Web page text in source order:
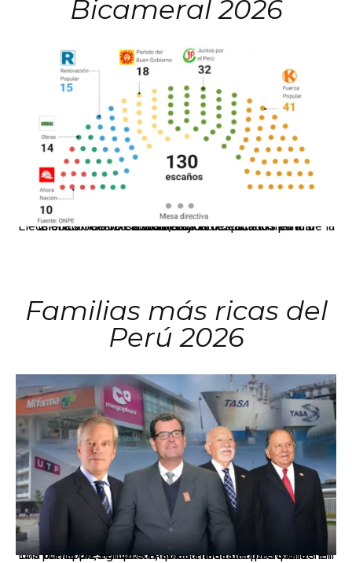
Bicameral 2026
El JNE oficializó la distribución de escaños para la elección de 60 senadores y 130 diputados en las Elecciones Generales 2026, tras el restablecimiento de la Bicameralidad.
Familias más ricas del
Perú 2026
Los principales grupos empresariales del país mantienen una fuerte presencia en Áncash mediante inversiones en comercio, educación, salud e industria pesquera.